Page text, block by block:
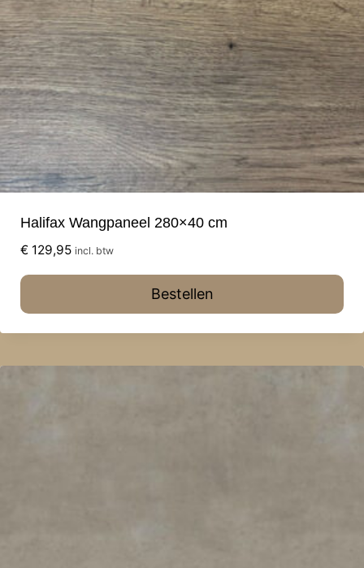
Halifax Wangpaneel 280×40 cm
€ 129,95 incl. btw
Bestellen